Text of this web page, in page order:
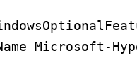
Microsoft-